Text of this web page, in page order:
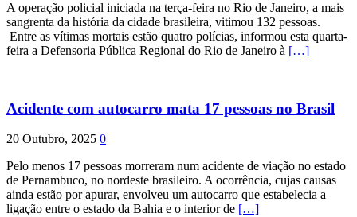
A operação policial iniciada na terça-feira no Rio de Janeiro, a mais
sangrenta da história da cidade brasileira, vitimou 132 pessoas.
Entre as vítimas mortais estão quatro polícias, informou esta quarta-
feira a Defensoria Pública Regional do Rio de Janeiro à […]
Acidente com autocarro mata 17 pessoas no Brasil
20 Outubro, 2025 0
Pelo menos 17 pessoas morreram num acidente de viação no estado
de Pernambuco, no nordeste brasileiro. A ocorrência, cujas causas
ainda estão por apurar, envolveu um autocarro que estabelecia a
ligação entre o estado da Bahia e o interior de […]